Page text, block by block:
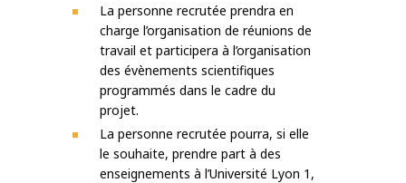
La personne recrutée prendra en
charge l’organisation de réunions de
travail et participera à l’organisation
des évènements scientifiques
programmés dans le cadre du
projet.
La personne recrutée pourra, si elle
le souhaite, prendre part à des
enseignements à l’Université Lyon 1,